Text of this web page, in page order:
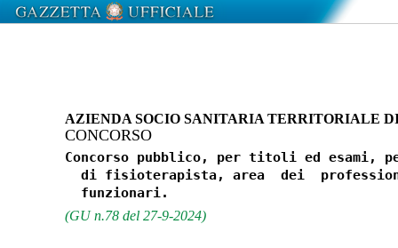
AZIENDA SOCIO SANITARIA TERRITORIALE
CONCORSO
Concorso pubblico, per titoli ed esami,
di fisioterapista, area  dei
(GU n.78 del 27-9-2024)